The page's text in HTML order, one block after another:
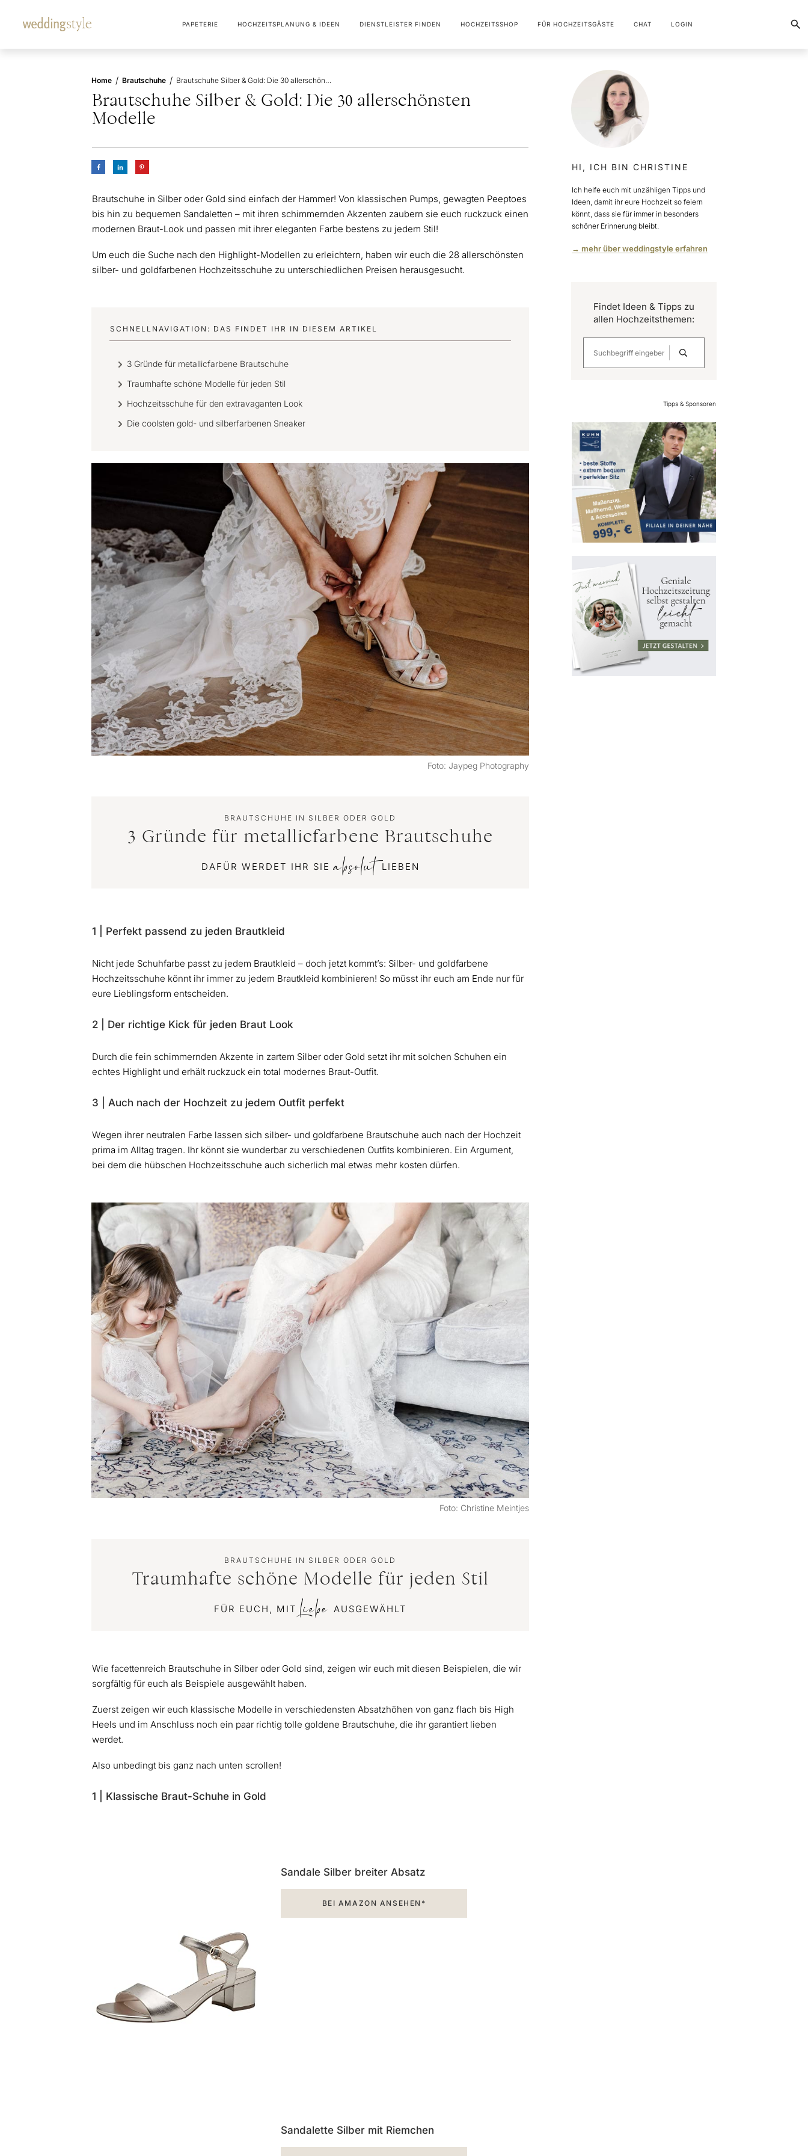
PAPETERIE HOCHZEITSPLANUNG & IDEEN DIENSTLEISTER FINDEN HOCHZEITSSHOP FÜR HOCHZEITSGÄSTE CHAT LOGIN
Home / Brautschuhe / Brautschuhe Silber & Gold: Die 30 allerschönsten Modelle
Brautschuhe Silber & Gold: Die 30 allerschönsten
Modelle
Brautschuhe in Silber oder Gold sind einfach der Hammer! Von klassischen Pumps, gewagten Peeptoes
bis hin zu bequemen Sandaletten – mit ihren schimmernden Akzenten zaubern sie euch ruckzuck einen
modernen Braut-Look und passen mit ihrer eleganten Farbe bestens zu jedem Stil!
Um euch die Suche nach den Highlight-Modellen zu erleichtern, haben wir euch die 28 allerschönsten
silber- und goldfarbenen Hochzeitsschuhe zu unterschiedlichen Preisen herausgesucht.
SCHNELLNAVIGATION: DAS FINDET IHR IN DIESEM ARTIKEL
3 Gründe für metallicfarbene Brautschuhe
Traumhafte schöne Modelle für jeden Stil
Hochzeitsschuhe für den extravaganten Look
Die coolsten gold- und silberfarbenen Sneaker
Foto: Jaypeg Photography
BRAUTSCHUHE IN SILBER ODER GOLD
3 Gründe für metallicfarbene Brautschuhe
DAFÜR WERDET IHR SIE absolut LIEBEN
1 | Perfekt passend zu jeden Brautkleid
Nicht jede Schuhfarbe passt zu jedem Brautkleid – doch jetzt kommt’s: Silber- und goldfarbene
Hochzeitsschuhe könnt ihr immer zu jedem Brautkleid kombinieren! So müsst ihr euch am Ende nur für
eure Lieblingsform entscheiden.
2 | Der richtige Kick für jeden Braut Look
Durch die fein schimmernden Akzente in zartem Silber oder Gold setzt ihr mit solchen Schuhen ein
echtes Highlight und erhält ruckzuck ein total modernes Braut-Outfit.
3 | Auch nach der Hochzeit zu jedem Outfit perfekt
Wegen ihrer neutralen Farbe lassen sich silber- und goldfarbene Brautschuhe auch nach der Hochzeit
prima im Alltag tragen. Ihr könnt sie wunderbar zu verschiedenen Outfits kombinieren. Ein Argument,
bei dem die hübschen Hochzeitsschuhe auch sicherlich mal etwas mehr kosten dürfen.
Foto: Christine Meintjes
BRAUTSCHUHE IN SILBER ODER GOLD
Traumhafte schöne Modelle für jeden Stil
FÜR EUCH, MITLiebe AUSGEWÄHLT
Wie facettenreich Brautschuhe in Silber oder Gold sind, zeigen wir euch mit diesen Beispielen, die wir
sorgfältig für euch als Beispiele ausgewählt haben.
Zuerst zeigen wir euch klassische Modelle in verschiedensten Absatzhöhen von ganz flach bis High
Heels und im Anschluss noch ein paar richtig tolle goldene Brautschuhe, die ihr garantiert lieben
werdet.
Also unbedingt bis ganz nach unten scrollen!
1 | Klassische Braut-Schuhe in Gold
Sandale Silber breiter Absatz
BEI AMAZON ANSEHEN*
Sandalette Silber mit Riemchen
HI, ICH BIN CHRISTINE
Ich helfe euch mit unzähligen Tipps und
Ideen, damit ihr eure Hochzeit so feiern
könnt, dass sie für immer in besonders
schöner Erinnerung bleibt.
→ mehr über weddingstyle erfahren
Findet Ideen & Tipps zu
allen Hochzeitsthemen:
Tipps & Sponsoren